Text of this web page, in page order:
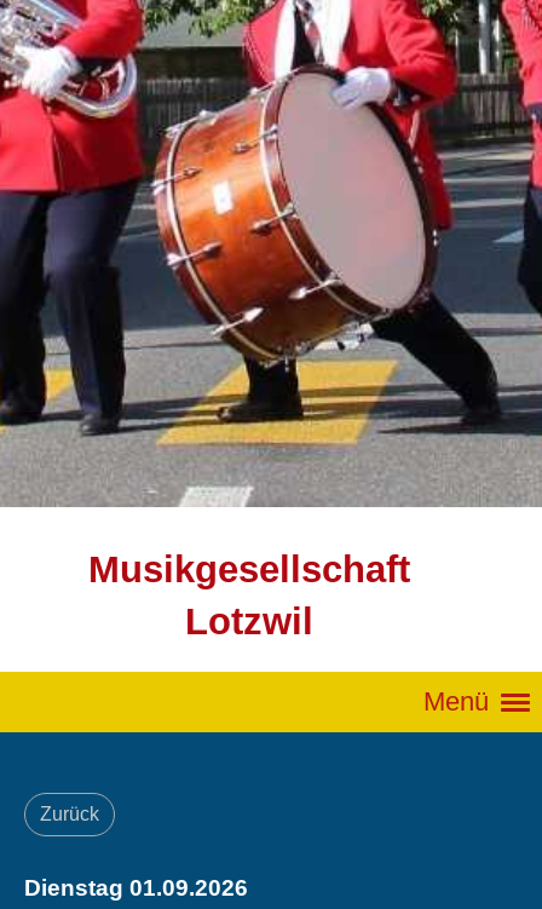
Musikgesellschaft
Lotzwil
Menü
Zurück
Dienstag 01.09.2026